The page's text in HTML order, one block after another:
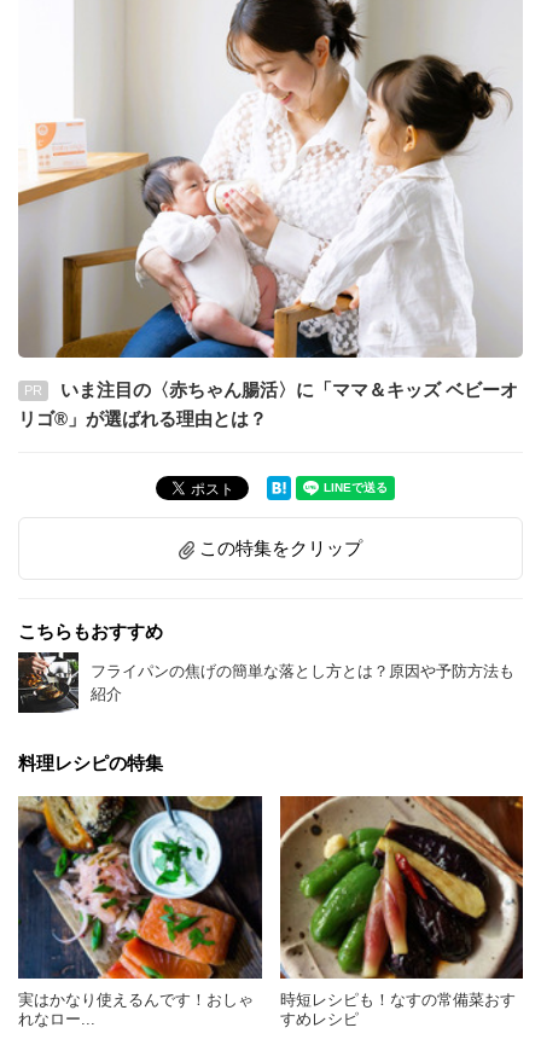
PR
いま注目の〈赤ちゃん腸活〉に「ママ＆キッズ ベビーオ
リゴ®」が選ばれる理由とは？
この特集をクリップ
こちらもおすすめ
フライパンの焦げの簡単な落とし方とは？原因や予防方法も
紹介
料理レシピの特集
実はかなり使えるんです！おしゃ
れなロー...
時短レシピも！なすの常備菜おす
すめレシピ